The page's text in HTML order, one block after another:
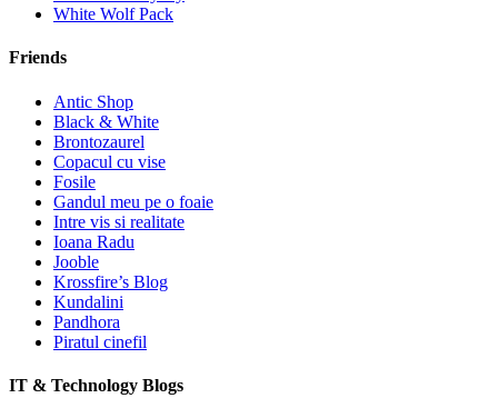
White Wolf Pack
Friends
Antic Shop
Black & White
Brontozaurel
Copacul cu vise
Fosile
Gandul meu pe o foaie
Intre vis si realitate
Ioana Radu
Jooble
Krossfire’s Blog
Kundalini
Pandhora
Piratul cinefil
IT & Technology Blogs